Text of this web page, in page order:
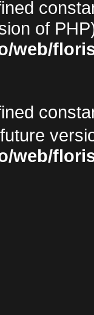
of
web/
web/